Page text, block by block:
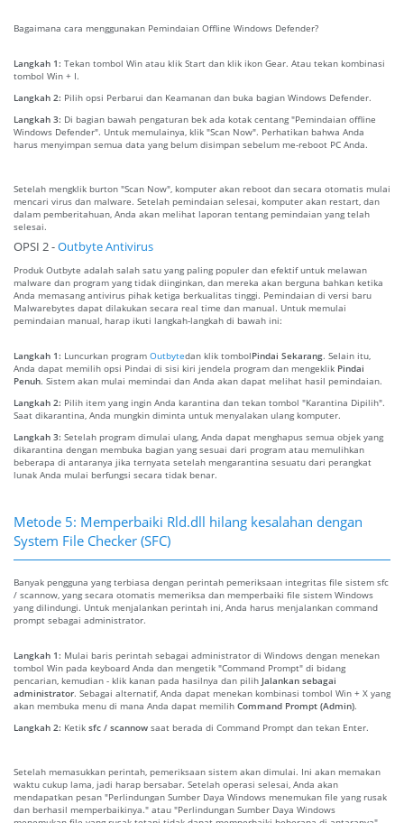
Bagaimana cara menggunakan Pemindaian Offline Windows Defender?
Langkah 1: Tekan tombol Win atau klik Start dan klik ikon Gear. Atau tekan kombinasi
tombol Win + I.
Langkah 2: Pilih opsi Perbarui dan Keamanan dan buka bagian Windows Defender.
Langkah 3: Di bagian bawah pengaturan bek ada kotak centang "Pemindaian offline
Windows Defender". Untuk memulainya, klik "Scan Now". Perhatikan bahwa Anda
harus menyimpan semua data yang belum disimpan sebelum me-reboot PC Anda.
Setelah mengklik burton "Scan Now", komputer akan reboot dan secara otomatis mulai
mencari virus dan malware. Setelah pemindaian selesai, komputer akan restart, dan
dalam pemberitahuan, Anda akan melihat laporan tentang pemindaian yang telah
selesai.
OPSI 2 -Outbyte Antivirus
Produk Outbyte adalah salah satu yang paling populer dan efektif untuk melawan
malware dan program yang tidak diinginkan, dan mereka akan berguna bahkan ketika
Anda memasang antivirus pihak ketiga berkualitas tinggi. Pemindaian di versi baru
Malwarebytes dapat dilakukan secara real time dan manual. Untuk memulai
pemindaian manual, harap ikuti langkah-langkah di bawah ini:
Langkah 1: Luncurkan program Outbytedan klik tombolPindai Sekarang. Selain itu,
Anda dapat memilih opsi Pindai di sisi kiri jendela program dan mengeklik Pindai
Penuh. Sistem akan mulai memindai dan Anda akan dapat melihat hasil pemindaian.
Langkah 2: Pilih item yang ingin Anda karantina dan tekan tombol "Karantina Dipilih".
Saat dikarantina, Anda mungkin diminta untuk menyalakan ulang komputer.
Langkah 3: Setelah program dimulai ulang, Anda dapat menghapus semua objek yang
dikarantina dengan membuka bagian yang sesuai dari program atau memulihkan
beberapa di antaranya jika ternyata setelah mengarantina sesuatu dari perangkat
lunak Anda mulai berfungsi secara tidak benar.
Metode 5: Memperbaiki Rld.dll hilang kesalahan dengan
System File Checker (SFC)
Banyak pengguna yang terbiasa dengan perintah pemeriksaan integritas file sistem sfc
/ scannow, yang secara otomatis memeriksa dan memperbaiki file sistem Windows
yang dilindungi. Untuk menjalankan perintah ini, Anda harus menjalankan command
prompt sebagai administrator.
Langkah 1: Mulai baris perintah sebagai administrator di Windows dengan menekan
tombol Win pada keyboard Anda dan mengetik "Command Prompt" di bidang
pencarian, kemudian - klik kanan pada hasilnya dan pilih Jalankan sebagai
administrator. Sebagai alternatif, Anda dapat menekan kombinasi tombol Win + X yang
akan membuka menu di mana Anda dapat memilih Command Prompt (Admin).
Langkah 2: Ketik sfc / scannow saat berada di Command Prompt dan tekan Enter.
Setelah memasukkan perintah, pemeriksaan sistem akan dimulai. Ini akan memakan
waktu cukup lama, jadi harap bersabar. Setelah operasi selesai, Anda akan
mendapatkan pesan "Perlindungan Sumber Daya Windows menemukan file yang rusak
dan berhasil memperbaikinya." atau "Perlindungan Sumber Daya Windows